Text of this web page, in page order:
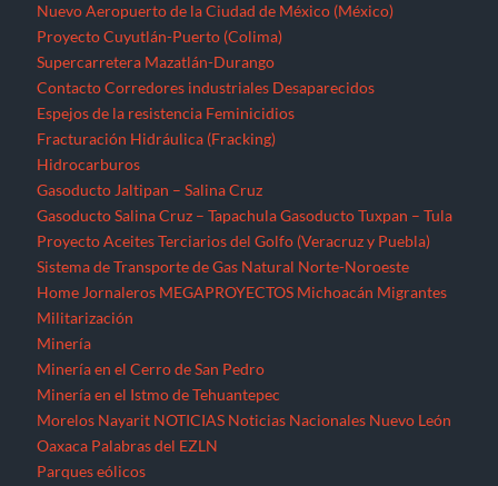
Nuevo Aeropuerto de la Ciudad de México (México)
Proyecto Cuyutlán-Puerto (Colima)
Supercarretera Mazatlán-Durango
Contacto Corredores industriales Desaparecidos
Espejos de la resistencia Feminicidios
Fracturación Hidráulica (Fracking)
Hidrocarburos
Gasoducto Jaltipan – Salina Cruz
Gasoducto Salina Cruz – Tapachula Gasoducto Tuxpan – Tula
Proyecto Aceites Terciarios del Golfo (Veracruz y Puebla)
Sistema de Transporte de Gas Natural Norte-Noroeste
Home Jornaleros MEGAPROYECTOS Michoacán Migrantes
Militarización
Minería
Minería en el Cerro de San Pedro
Minería en el Istmo de Tehuantepec
Morelos Nayarit NOTICIAS Noticias Nacionales Nuevo León
Oaxaca Palabras del EZLN
Parques eólicos